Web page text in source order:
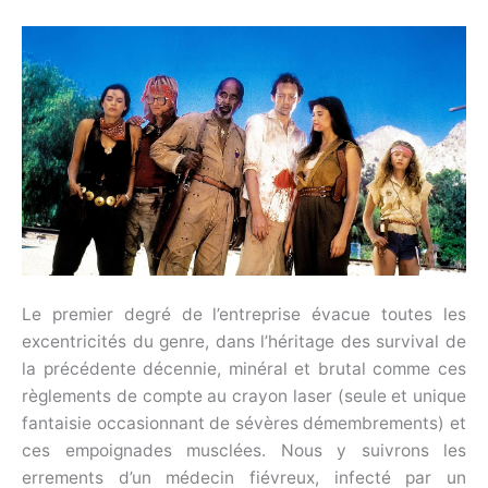
Le premier degré de l’entreprise évacue toutes les
excentricités du genre, dans l’héritage des survival de
la précédente décennie, minéral et brutal comme ces
règlements de compte au crayon laser (seule et unique
fantaisie occasionnant de sévères démembrements) et
ces empoignades musclées. Nous y suivrons les
errements d’un médecin fiévreux, infecté par un